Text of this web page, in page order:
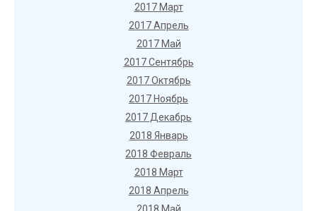
2017 Март
2017 Апрель
2017 Май
2017 Сентябрь
2017 Октябрь
2017 Ноябрь
2017 Декабрь
2018 Январь
2018 Февраль
2018 Март
2018 Апрель